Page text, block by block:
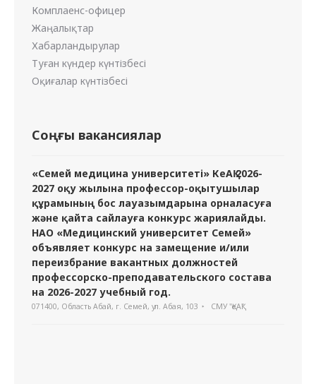
Комплаенс-офицер
Жаңалықтар
Хабарландырулар
Туған күндер күнтізбесі
Оқиғалар күнтізбесі
Соңғы вакансиялар
«Семей медицина университеті» КеАҚ 2026-
2027 оқу жылына профессор-оқытушылар
құрамының бос лауазымдарына орналасуға
және қайта сайлауға конкурс жариялайды.
НАО «Медицинский университет Семей»
объявляет конкурс на замещение и/или
переизбрание вакантных должностей
профессорско-преподавательского состава
на 2026-2027 учебный год.
071400, Область Абай, г. Семей, ул. Абая, 103 СМУ "ҚеАҚ"